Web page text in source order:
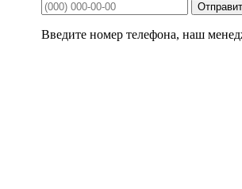
Введите номер телефона, наш